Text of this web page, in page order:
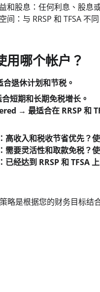
和股息：任何利息、股息
间：与 RRSP 和 TFSA 不
用哪个帐户？
退休计划和节税。
短期和长期免税增长。
→ 最适合在 RRSP 和
高收入和税收节省优先？
需要灵活性和取款免税？
已经达到 RRSP 和 TFSA
略是根据您的财务目标结